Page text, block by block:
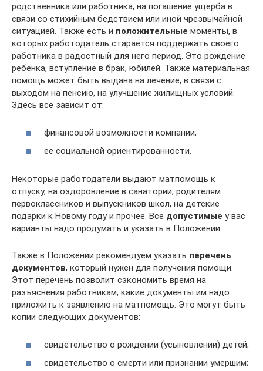
родственника или работника, на погашение ущерба в
связи со стихийным бедствием или иной чрезвычайной
ситуацией. Также есть и положительные моменты, в
которых работодатель старается поддержать своего
работника в радостный для него период. Это рождение
ребенка, вступление в брак, юбилей. Также материальная
помощь может быть выдана на лечение, в связи с
выходом на пенсию, на улучшение жилищных условий.
Здесь всё зависит от:
финансовой возможности компании;
ее социальной ориентированности.
Некоторые работодатели выдают матпомощь к
отпуску, на оздоровление в санатории, родителям
первоклассников и выпускников школ, на детские
подарки к Новому году и прочее. Все допустимые у вас
варианты надо продумать и указать в Положении.
Также в Положении рекомендуем указать перечень
документов, который нужен для получения помощи.
Этот перечень позволит сэкономить время на
разъяснения работникам, какие документы им надо
приложить к заявлению на матпомощь. Это могут быть
копии следующих документов:
свидетельство о рождении (усыновлении) детей;
свидетельство о смерти или признании умершим;